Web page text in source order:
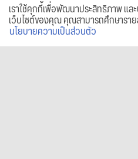
เราใช้คุกกี้เพื่อพัฒนาประสิทธิภาพ แล
เว็บไซต์ของคุณ คุณสามารถศึกษาราย
นโยบายความเป็นส่วนตัว